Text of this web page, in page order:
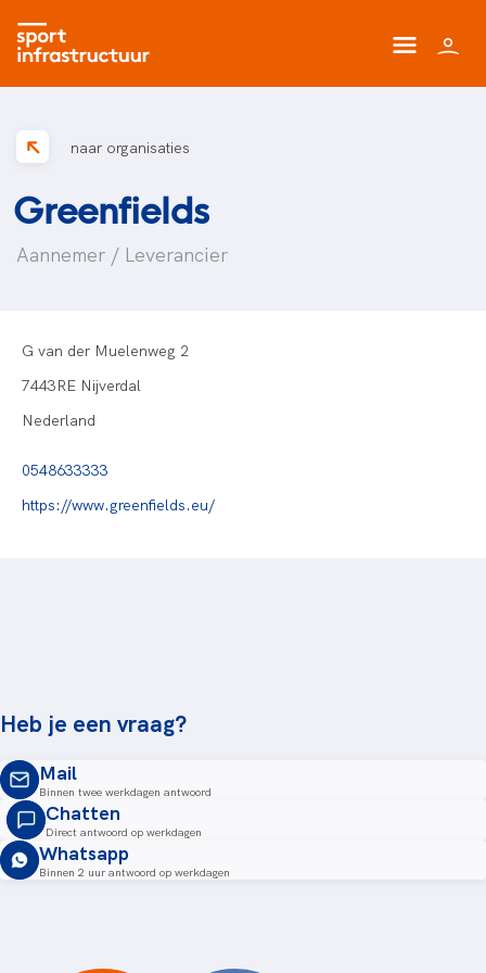
naar organisaties
Greenfields
Aannemer / Leverancier
G van der Muelenweg 2
7443RE Nijverdal
Nederland
0548633333
https://www.greenfields.eu/
Heb je een vraag?
Mail
Binnen twee werkdagen antwoord
Chatten
Direct antwoord op werkdagen
Whatsapp
Binnen 2 uur antwoord op werkdagen